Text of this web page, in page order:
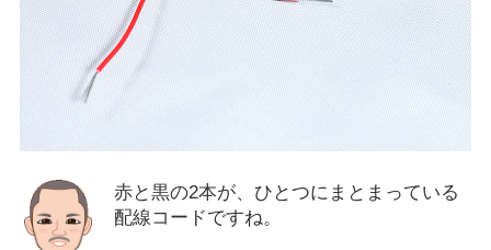
赤と黒の2本が、ひとつにまとまっている
配線コードですね。